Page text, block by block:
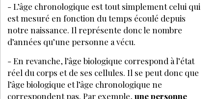
- L’âge chronologique est tout simplement celui qui
est mesuré en fonction du temps écoulé depuis
notre naissance. Il représente donc le nombre
d’années qu’une personne a vécu.
-En revanche, l’âge biologique correspond à l’état
réel du corps et de ses cellules. Il se peut donc que
l’âge biologique et l’âge chronologique ne
correspondent pas. Par exemple, une personne